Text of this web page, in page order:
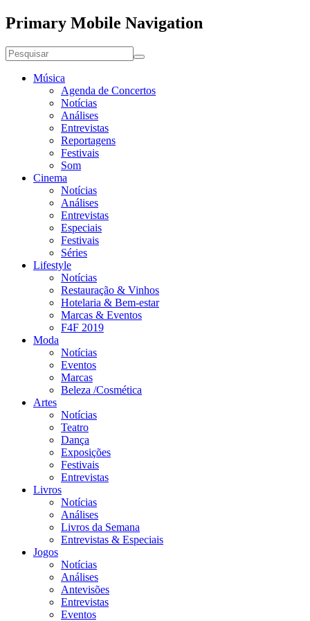
Primary Mobile Navigation
Música
Agenda de Concertos
Notícias
Análises
Entrevistas
Reportagens
Festivais
Som
Cinema
Notícias
Análises
Entrevistas
Especiais
Festivais
Séries
Lifestyle
Notícias
Restauração & Vinhos
Hotelaria & Bem-estar
Marcas & Eventos
F4F 2019
Moda
Notícias
Eventos
Marcas
Beleza /Cosmética
Artes
Notícias
Teatro
Dança
Exposições
Festivais
Entrevistas
Livros
Notícias
Análises
Livros da Semana
Entrevistas & Especiais
Jogos
Notícias
Análises
Antevisões
Entrevistas
Eventos